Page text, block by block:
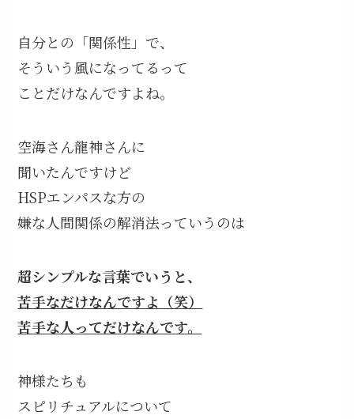
自分との「関係性」で、
そういう風になってるって
ことだけなんですよね。
空海さん龍神さんに
聞いたんですけど
HSPエンパスな方の
嫌な人間関係の解消法っていうのは
超シンプルな言葉でいうと、
苦手なだけなんですよ（笑）
苦手な人ってだけなんです。
神様たちも
スピリチュアルについて